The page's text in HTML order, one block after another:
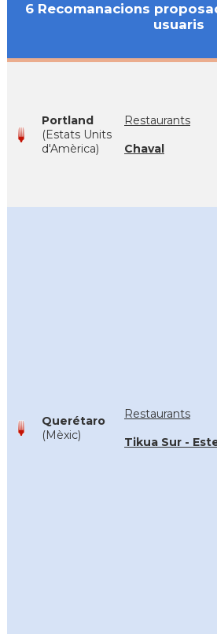
6 Recomanacions
usuaris
Portland
(Estats Units
d'Amèrica)
Restaurants
Chaval
Querétaro
(Mèxic)
Restaurants
Tikua Sur -